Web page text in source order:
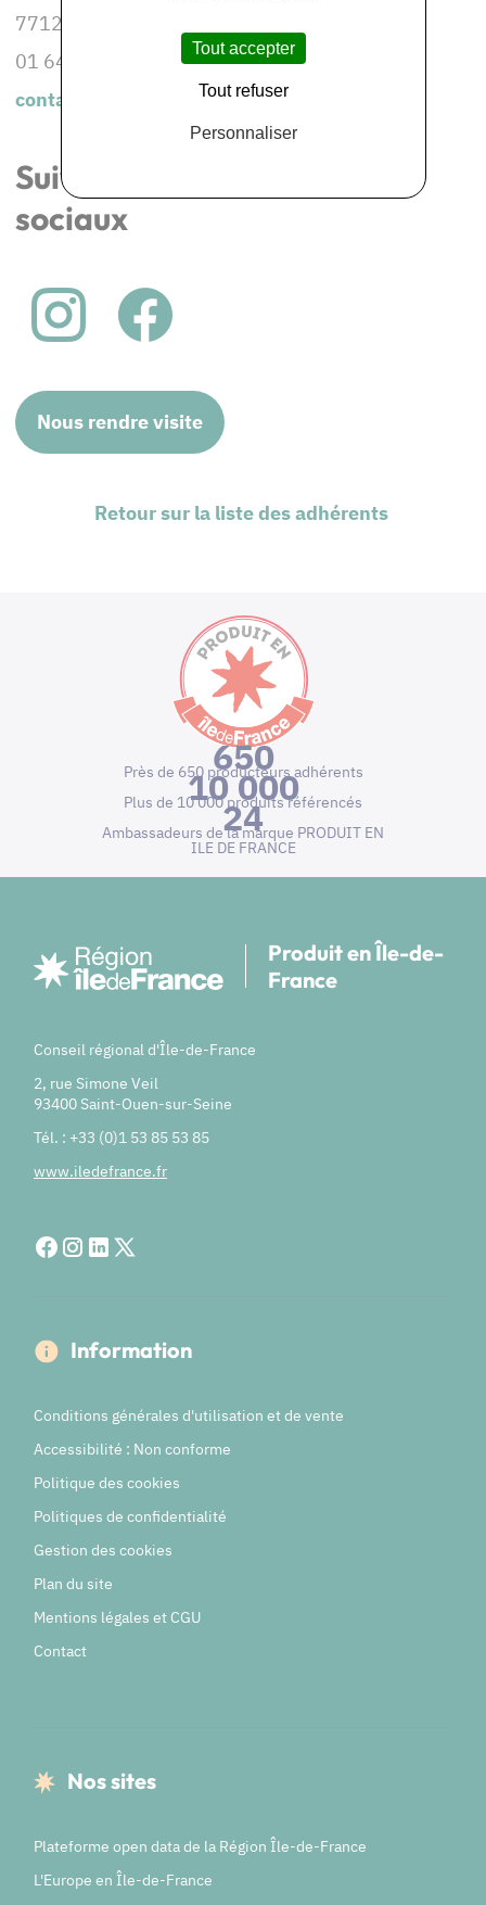
77120 AULNOY
01 64 03 32 36
contact@moulin-chantemerle.com
Suivez-nous sur les réseaux
sociaux
Nous rendre visite
Retour sur la liste des adhérents
650
Près de 650 producteurs adhérents
10 000
Plus de 10 000 produits référencés
24
Ambassadeurs de la marque PRODUIT EN
ILE DE FRANCE
Produit en Île-de-
France
Conseil régional d'Île-de-France
2, rue Simone Veil
93400 Saint-Ouen-sur-Seine
Tél. : +33 (0)1 53 85 53 85
www.iledefrance.fr
Information
Conditions générales d'utilisation et de vente
Accessibilité : Non conforme
Politique des cookies
Politiques de confidentialité
Gestion des cookies
Plan du site
Mentions légales et CGU
Contact
Nos sites
Plateforme open data de la Région Île-de-France
L'Europe en Île-de-France
Tout accepter
Tout refuser
Personnaliser